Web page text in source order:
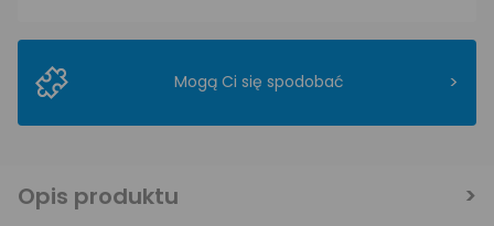
Mogą Ci się spodobać >
Opis produktu